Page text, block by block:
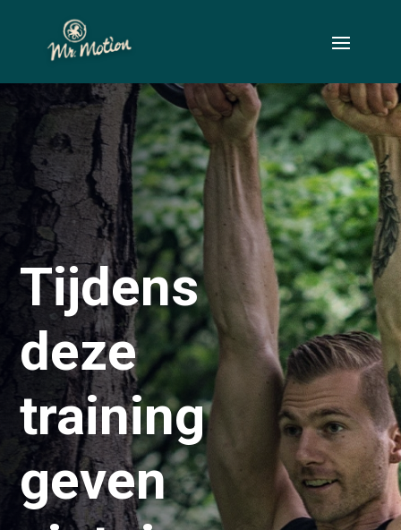
Tijdens
deze
training
geven